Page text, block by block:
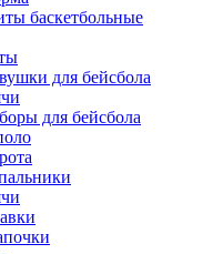
баскетбольные
для бейсбола
для бейсбола